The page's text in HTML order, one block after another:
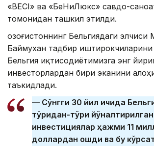
«ВЕСI» ва «БеНиЛюкс» савдо-
томонидан ташкил этилди.
Қозоғистоннинг Бельгиядаги элчиси
Баймухан тадбир иштирокчиларини
Бельгия иқтисодиётимизга энг
инвесторлардан бири эканини
таъкидлади.
— Сўнгги 30 йил ичида
тўғридан-тўғри йўналтирилган
инвестициялар ҳажми 11
доллардан ошди ва бу